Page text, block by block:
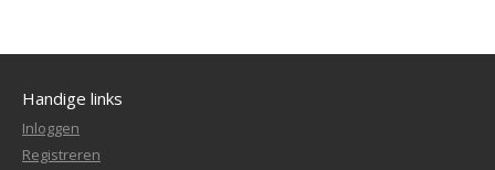
Handige links
Inloggen
Registreren